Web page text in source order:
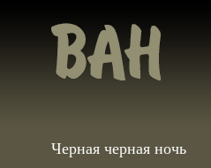
Черная черная ночь